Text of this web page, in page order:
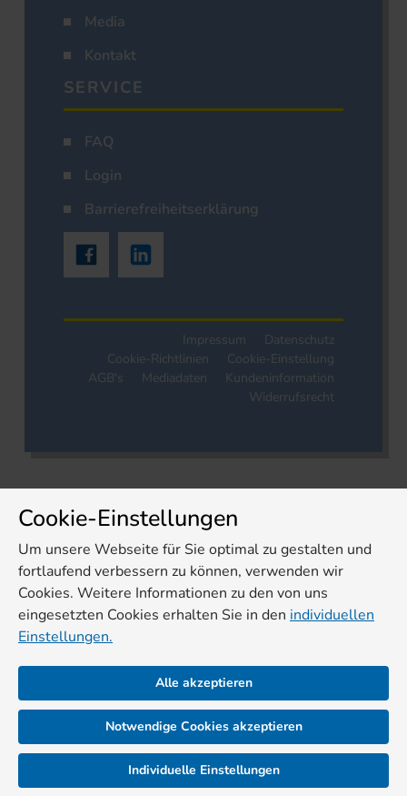
Media
Kontakt
SERVICE
FAQ
Login
Barrierefreiheitserklärung
Impressum
Datenschutz
Cookie-Richtlinien
Cookie-Einstellung
AGB's
Mediadaten
Kundeninformation
Widerrufsrecht
Cookie-Einstellungen
Um unsere Webseite für Sie optimal zu gestalten und
fortlaufend verbessern zu können, verwenden wir
Cookies. Weitere Informationen zu den von uns
eingesetzten Cookies erhalten Sie in den individuellen
Einstellungen.
Alle akzeptieren
Notwendige Cookies akzeptieren
Individuelle Einstellungen